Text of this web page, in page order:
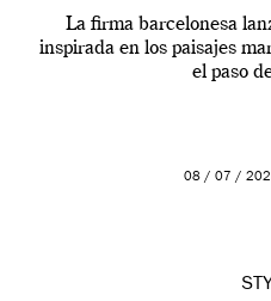
La firma barcelonesa
inspirada en los paisajes
el paso
08 / 07 /